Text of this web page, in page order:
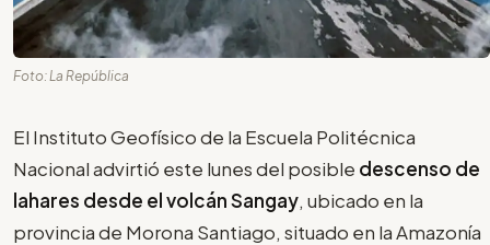
Foto: La República
El Instituto Geofísico de la Escuela Politécnica
Nacional advirtió este lunes del posible descenso de
lahares desde el volcán Sangay, ubicado en la
provincia de Morona Santiago, situado en la Amazonía